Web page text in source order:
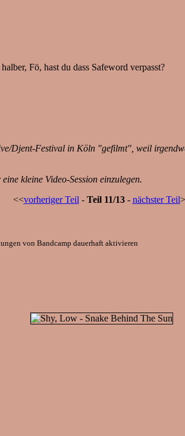
Fö, hast du dass Safeword verpasst?
Djent-Festival in Köln "gefilmt", weil
kleine Video-Session einzulegen.
<<vorheriger Teil - Teil 11/13- nächster Teil
von Bandcamp dauerhaft aktivieren